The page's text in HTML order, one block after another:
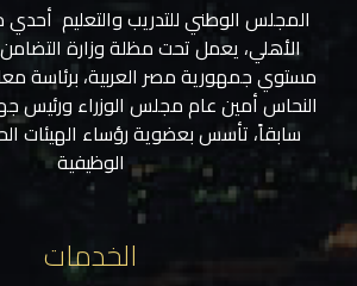
المجلس الوطني للتدريب والتعليم
الأهلي، يعمل تحت مظلة وزارة
مستوي جمهورية مصر العربية، برئاسة
النحاس أمين عام مجلس الوزراء ورئيس
سابقاً، تأسس بعضوية رؤساء الهيئات
الوظيفية
الخدمات